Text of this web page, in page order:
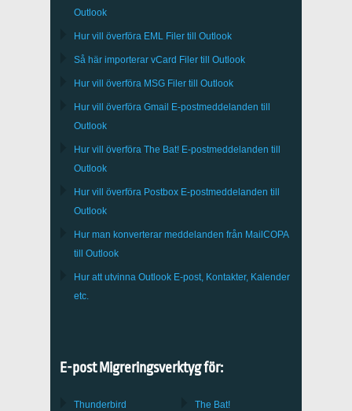
Outlook
Hur vill överföra EML Filer till Outlook
Så här importerar vCard Filer till Outlook
Hur vill överföra MSG Filer till Outlook
Hur vill överföra Gmail E-postmeddelanden till
Outlook
Hur vill överföra The Bat! E-postmeddelanden till
Outlook
Hur vill överföra Postbox E-postmeddelanden till
Outlook
Hur man konverterar meddelanden från MailCOPA
till Outlook
Hur att utvinna Outlook E-post, Kontakter, Kalender
etc.
E-post Migreringsverktyg för:
Thunderbird The Bat!